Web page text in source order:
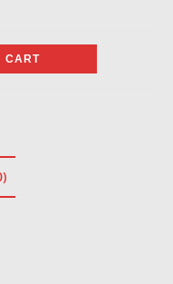
CART